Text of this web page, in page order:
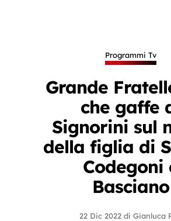
Programmi Tv
Grande
che gaffe
Signorini sul
della figlia di
Codegoni
Basciano
22 Dic 2022 di Gianluca